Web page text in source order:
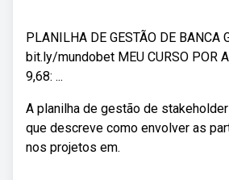
PLANILHA DE GESTÃO DE BANCA
bit.ly/mundobet MEU CURSO POR
9,68: ...
A planilha de gestão de
que descreve como envolver as
nos projetos em.